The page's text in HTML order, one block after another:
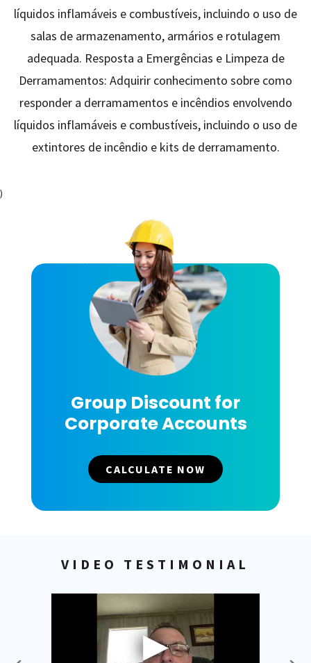
líquidos inflamáveis ​​e combustíveis, incluindo o uso de
salas de armazenamento, armários e rotulagem
adequada. Resposta a Emergências e Limpeza de
Derramamentos: Adquirir conhecimento sobre como
responder a derramamentos e incêndios envolvendo
líquidos inflamáveis ​​e combustíveis, incluindo o uso de
extintores de incêndio e kits de derramamento.
)
Group Discount for
Corporate Accounts
CALCULATE NOW
VIDEO TESTIMONIAL